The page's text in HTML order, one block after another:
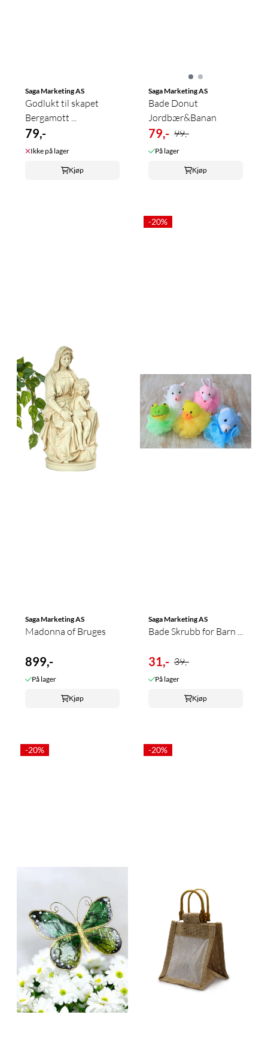
Saga Marketing AS
Godlukt til skapet
Bergamott ...
79,-
Ikke på lager
Kjøp
Saga Marketing AS
Bade Donut
Jordbær&Banan
79,- 99,-
På lager
Kjøp
Saga Marketing AS
Madonna of Bruges
899,-
På lager
Kjøp
-20%
Saga Marketing AS
Bade Skrubb for Barn ...
31,- 39,-
På lager
Kjøp
-20% -20%